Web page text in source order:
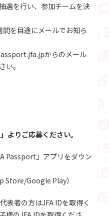
選を行い、参加チームを決
を目途にメールでお知ら
からのメール
い。
よりご応募ください。
Passport」アプリをダウン
Store/Google Play）
表者の方はJFA IDを取得く